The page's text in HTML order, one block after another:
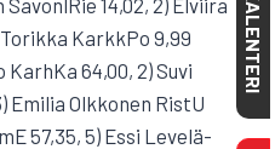
SavonlRie 14,02, 2) Elviira
Torikka KarkkPo 9,99
64,00, 2) Suvi
Emilia Olkkonen RistU
57,35, 5) Essi Levelä-
KALENTERI